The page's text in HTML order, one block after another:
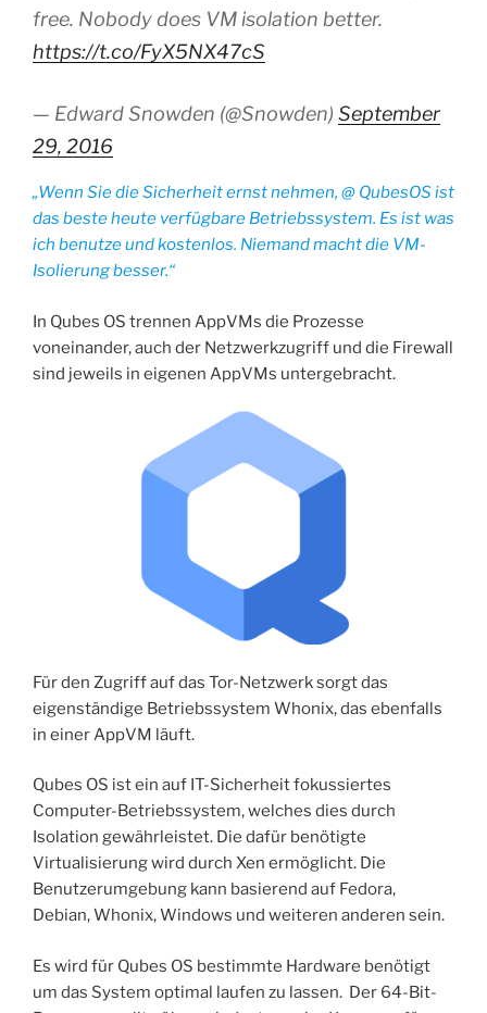
free. Nobody does VM isolation better.
https://t.co/FyX5NX47cS
— Edward Snowden (@Snowden) September
29, 2016
„Wenn Sie die Sicherheit ernst nehmen, @ QubesOS ist
das beste heute verfügbare Betriebssystem. Es ist was
ich benutze und kostenlos. Niemand macht die VM-
Isolierung besser.“
In Qubes OS trennen AppVMs die Prozesse
voneinander, auch der Netzwerkzugriff und die Firewall
sind jeweils in eigenen AppVMs untergebracht.
Für den Zugriff auf das Tor-Netzwerk sorgt das
eigenständige Betriebssystem Whonix, das ebenfalls
in einer AppVM läuft.
Qubes OS ist ein auf IT-Sicherheit fokussiertes
Computer-Betriebssystem, welches dies durch
Isolation gewährleistet. Die dafür benötigte
Virtualisierung wird durch Xen ermöglicht. Die
Benutzerumgebung kann basierend auf Fedora,
Debian, Whonix, Windows und weiteren anderen sein.
Es wird für Qubes OS bestimmte Hardware benötigt
um das System optimal laufen zu lassen. Der 64-Bit-